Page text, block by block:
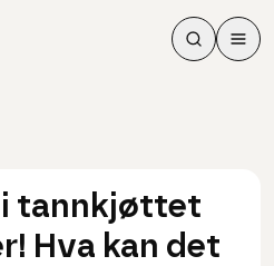
Søk
Søk
Meny
tannkjøttet
Hva kan det